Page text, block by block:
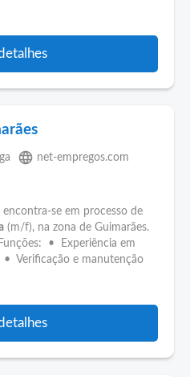
language net-empregos.com
se em processo de
(m/f), na zona de Guimarães.
• Experiência em
Verificação e manutenção